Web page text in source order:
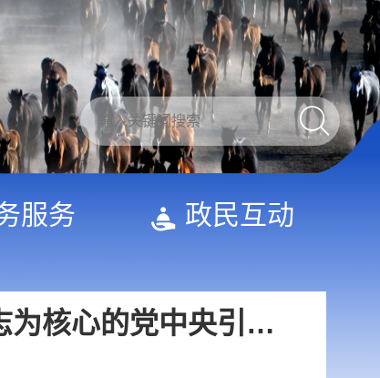
服务 政民互动
键在科技自立自强”
向着建军一百年奋斗目标阔步前行——以习近平同志为核心的党中央引领人民军队书写强军兴军新篇章
习近平出席2026世界人工智能大会暨人工智能全球治理高级别会议开幕式并发表主旨讲话